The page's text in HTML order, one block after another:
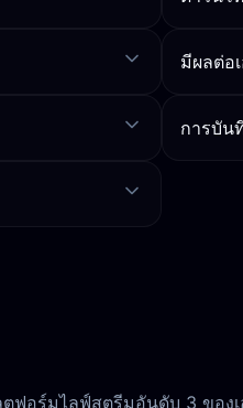
มีผลต่อ
การบัน
อร์มไลฟ์สตรีมอันดับ 3 ของ